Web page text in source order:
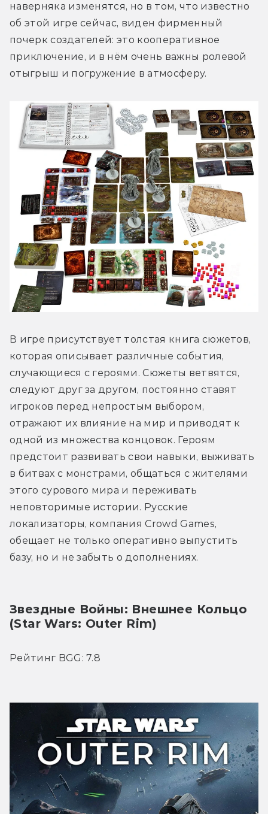
наверняка изменятся, но в том, что известно
об этой игре сейчас, виден фирменный
почерк создателей: это кооперативное
приключение, и в нём очень важны ролевой
отыгрыш и погружение в атмосферу.
В игре присутствует толстая книга сюжетов,
которая описывает различные события,
случающиеся с героями. Сюжеты ветвятся,
следуют друг за другом, постоянно ставят
игроков перед непростым выбором,
отражают их влияние на мир и приводят к
одной из множества концовок. Героям
предстоит развивать свои навыки, выживать
в битвах с монстрами, общаться с жителями
этого сурового мира и переживать
неповторимые истории. Русские
локализаторы, компания Crowd Games,
обещает не только оперативно выпустить
базу, но и не забыть о дополнениях.
Звездные Войны: Внешнее Кольцо
(Star Wars: Outer Rim)
Рейтинг BGG: 7.8